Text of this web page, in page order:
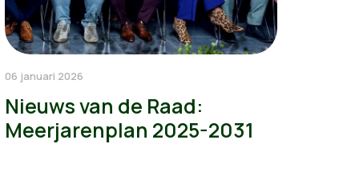
06 januari 2026
Nieuws van de Raad:
Meerjarenplan 2025-2031